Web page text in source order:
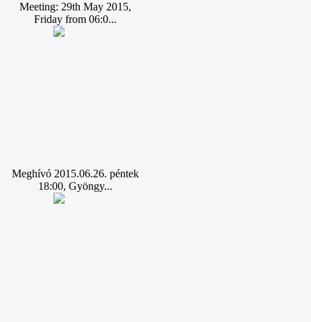
Meeting: 29th May 2015,
Friday from 06:0...
Meghívó 2015.06.26. péntek
18:00, Gyöngy...